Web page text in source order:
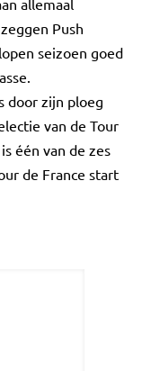
allemaal
Push
seizoen goed
door zijn ploeg
van de Tour
één van de zes
de France start